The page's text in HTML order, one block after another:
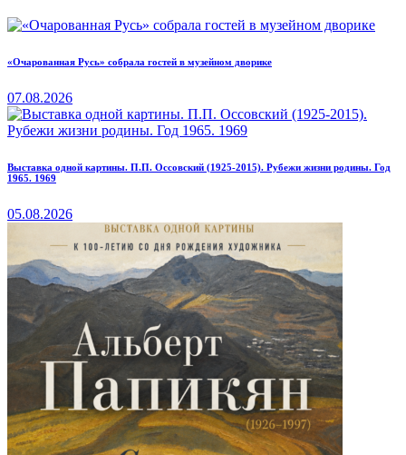
«Очарованная Русь» собрала гостей в музейном дворике
07.08.2026
Выставка одной картины. П.П. Оссовский (1925-2015). Рубежи жизни родины. Год
1965. 1969
05.08.2026